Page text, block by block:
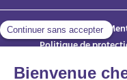
Politique de
Accessibilité